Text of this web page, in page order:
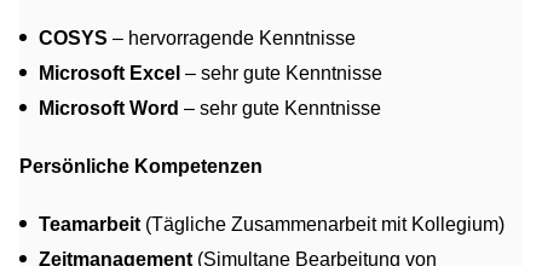
COSYS – hervorragende Kenntnisse
Microsoft Excel – sehr gute Kenntnisse
Microsoft Word – sehr gute Kenntnisse
Persönliche Kompetenzen
Teamarbeit (Tägliche Zusammenarbeit mit Kollegium)
Zeitmanagement (Simultane Bearbeitung von